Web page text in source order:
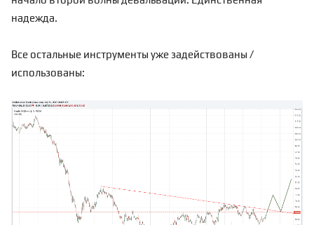
надежда.
Все остальные инструменты уже задействованы /
использованы: